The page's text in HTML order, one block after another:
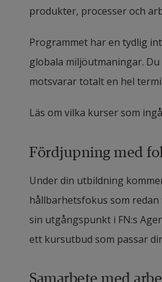
produkter, processer och
Programmet har en tydlig
globala miljöutmaningar.
motsvarar totalt en hel
Läs om vilka kurser som
Fördjupning med
Under din utbildning
hållbarhetsfokus som
sin utgångspunkt i FN:s
ett kursutbud som passar
Samarbete med